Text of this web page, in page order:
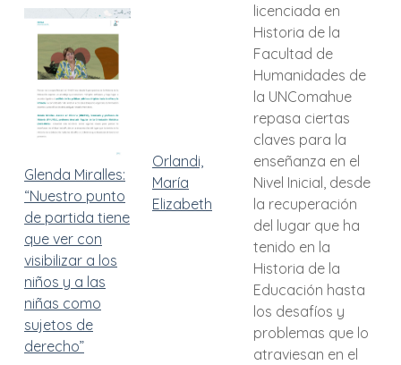
Glenda Miralles:
“Nuestro punto
de partida tiene
que ver con
visibilizar a los
niños y a las
niñas como
sujetos de
derecho”
Orlandi,
María
Elizabeth
licenciada en
Historia de la
Facultad de
Humanidades de
la UNComahue
repasa ciertas
claves para la
enseñanza en el
Nivel Inicial, desde
la recuperación
del lugar que ha
tenido en la
Historia de la
Educación hasta
los desafíos y
problemas que lo
atraviesan en el